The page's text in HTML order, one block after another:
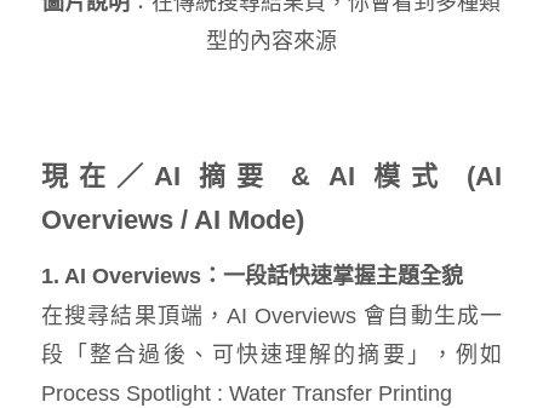
型的內容來源
現在／AI 摘要 & AI 模式 (AI
Overviews / AI Mode)
1. AI Overviews：一段話快速掌握主題全貌
在搜尋結果頂端，AI Overviews 會自動生成一
段「整合過後、可快速理解的摘要」，例如
Process Spotlight : Water Transfer Printing